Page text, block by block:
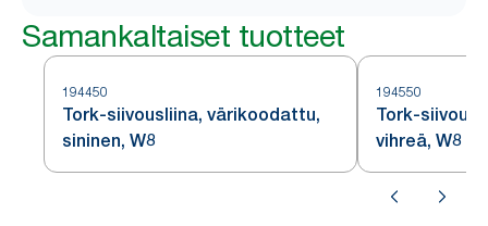
Samankaltaiset tuotteet
194450
Tork-siivousliina, värikoodattu,
sininen, W8
194550
Tork-
vihreä, W8